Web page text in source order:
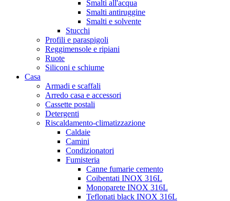
Smalti all'acqua
Smalti antiruggine
Smalti e solvente
Stucchi
Profili e paraspigoli
Reggimensole e ripiani
Ruote
Siliconi e schiume
Casa
Armadi e scaffali
Arredo casa e accessori
Cassette postali
Detergenti
Riscaldamento-climatizzazione
Caldaie
Camini
Condizionatori
Fumisteria
Canne fumarie cemento
Coibentati INOX 316L
Monoparete INOX 316L
Teflonati black INOX 316L